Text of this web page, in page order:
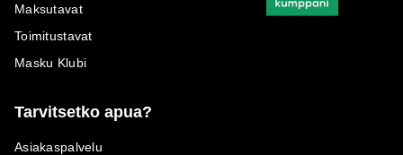
Maksutavat
Toimitustavat
Masku Klubi
Tarvitsetko apua?
Asiakaspalvelu